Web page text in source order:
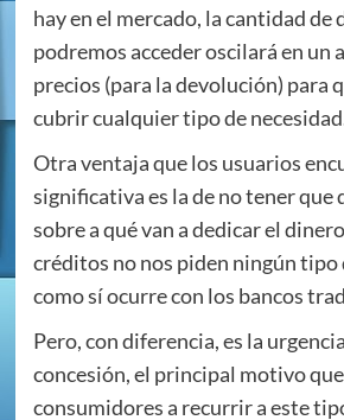
hay en el mercado, la cantidad de
podremos acceder oscilará en un
precios (para la devolución) para
cubrir cualquier tipo de
Otra ventaja que los usuarios
significativa es la de no tener que
sobre a qué van a dedicar el
créditos no nos piden ningún
como sí ocurre con los bancos
Pero, con diferencia, es la
concesión, el principal motivo
consumidores a recurrir a este